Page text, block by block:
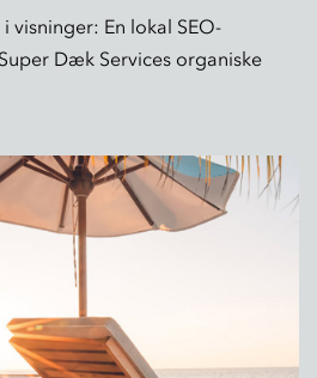
visninger: En lokal SEO-
Dæk Services organiske